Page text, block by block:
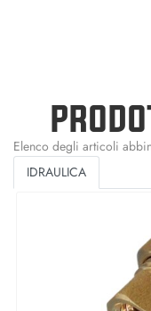
Elenco degli articoli
IDRAULICA